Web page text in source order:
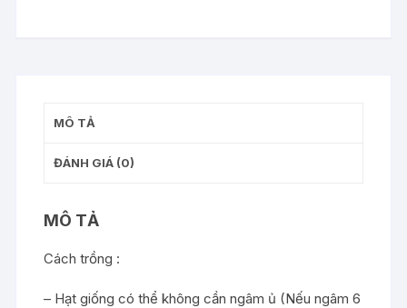
MÔ TẢ
ĐÁNH GIÁ (0)
MÔ TẢ
Cách trồng :
– Hạt giống có thể không cần ngâm ủ (Nếu ngâm 6